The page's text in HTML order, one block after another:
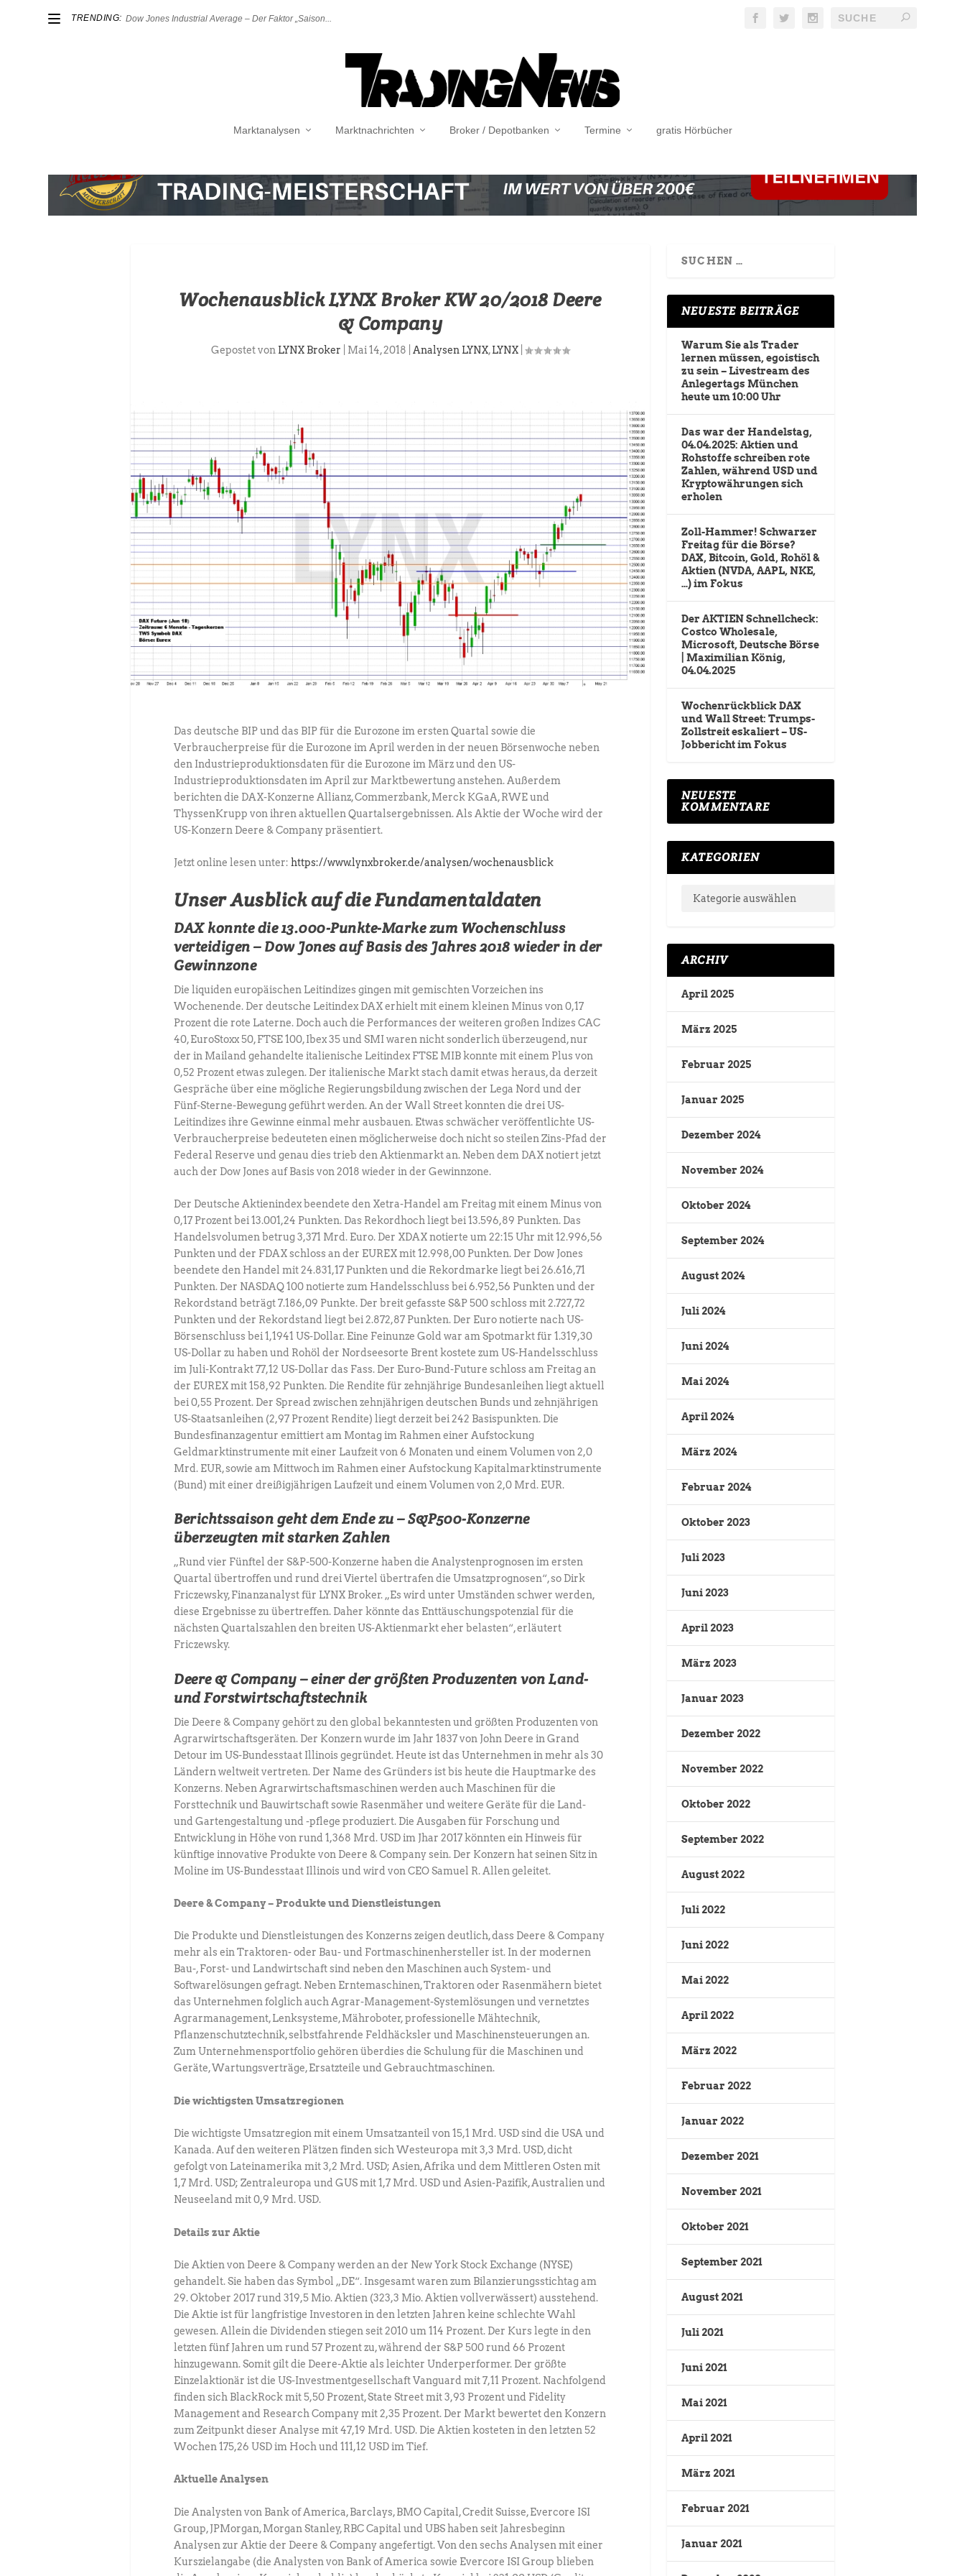
TRENDING: Dow Jones Industrial Average – Der Faktor „Saison...
Marktanalysen Marktnachrichten Broker / Depotbanken Termine gratis Hörbücher
Wochenausblick LYNX Broker KW 20/2018 Deere
& Company
Gepostet von LYNX Broker Mai 14, 2018 Analysen LYNX,LYNX
Das deutsche BIP und das BIP für die Eurozone im ersten Quartal sowie die
Verbraucherpreise für die Eurozone im April werden in der neuen Börsenwoche neben
den Industrieproduktionsdaten für die Eurozone im März und den US-
Industrieproduktionsdaten im April zur Marktbewertung anstehen. Außerdem
berichten die DAX-Konzerne Allianz, Commerzbank, Merck KGaA, RWE und
ThyssenKrupp von ihren aktuellen Quartalsergebnissen. Als Aktie der Woche wird der
US-Konzern Deere & Company präsentiert.
Jetzt online lesen unter: https://www.lynxbroker.de/analysen/wochenausblick
Unser Ausblick auf die Fundamentaldaten
DAX konnte die 13.000-Punkte-Marke zum Wochenschluss
verteidigen – Dow Jones auf Basis des Jahres 2018 wieder in der
Gewinnzone
Die liquiden europäischen Leitindizes gingen mit gemischten Vorzeichen ins
Wochenende. Der deutsche Leitindex DAX erhielt mit einem kleinen Minus von 0,17
Prozent die rote Laterne. Doch auch die Performances der weiteren großen Indizes CAC
40, EuroStoxx 50, FTSE 100, Ibex 35 und SMI waren nicht sonderlich überzeugend, nur
der in Mailand gehandelte italienische Leitindex FTSE MIB konnte mit einem Plus von
0,52 Prozent etwas zulegen. Der italienische Markt stach damit etwas heraus, da derzeit
Gespräche über eine mögliche Regierungsbildung zwischen der Lega Nord und der
Fünf-Sterne-Bewegung geführt werden. An der Wall Street konnten die drei US-
Leitindizes ihre Gewinne einmal mehr ausbauen. Etwas schwächer veröffentlichte US-
Verbraucherpreise bedeuteten einen möglicherweise doch nicht so steilen Zins-Pfad der
Federal Reserve und genau dies trieb den Aktienmarkt an. Neben dem DAX notiert jetzt
auch der Dow Jones auf Basis von 2018 wieder in der Gewinnzone.
Der Deutsche Aktienindex beendete den Xetra-Handel am Freitag mit einem Minus von
0,17 Prozent bei 13.001,24 Punkten. Das Rekordhoch liegt bei 13.596,89 Punkten. Das
Handelsvolumen betrug 3,371 Mrd. Euro. Der XDAX notierte um 22:15 Uhr mit 12.996,56
Punkten und der FDAX schloss an der EUREX mit 12.998,00 Punkten. Der Dow Jones
beendete den Handel mit 24.831,17 Punkten und die Rekordmarke liegt bei 26.616,71
Punkten. Der NASDAQ 100 notierte zum Handelsschluss bei 6.952,56 Punkten und der
Rekordstand beträgt 7.186,09 Punkte. Der breit gefasste S&P 500 schloss mit 2.727,72
Punkten und der Rekordstand liegt bei 2.872,87 Punkten. Der Euro notierte nach US-
Börsenschluss bei 1,1941 US-Dollar. Eine Feinunze Gold war am Spotmarkt für 1.319,30
US-Dollar zu haben und Rohöl der Nordseesorte Brent kostete zum US-Handelsschluss
im Juli-Kontrakt 77,12 US-Dollar das Fass. Der Euro-Bund-Future schloss am Freitag an
der EUREX mit 158,92 Punkten. Die Rendite für zehnjährige Bundesanleihen liegt aktuell
bei 0,55 Prozent. Der Spread zwischen zehnjährigen deutschen Bunds und zehnjährigen
US-Staatsanleihen (2,97 Prozent Rendite) liegt derzeit bei 242 Basispunkten. Die
Bundesfinanzagentur emittiert am Montag im Rahmen einer Aufstockung
Geldmarktinstrumente mit einer Laufzeit von 6 Monaten und einem Volumen von 2,0
Mrd. EUR, sowie am Mittwoch im Rahmen einer Aufstockung Kapitalmarktinstrumente
(Bund) mit einer dreißigjährigen Laufzeit und einem Volumen von 2,0 Mrd. EUR.
Berichtssaison geht dem Ende zu – S&P500-Konzerne
überzeugten mit starken Zahlen
„Rund vier Fünftel der S&P-500-Konzerne haben die Analystenprognosen im ersten
Quartal übertroffen und rund drei Viertel übertrafen die Umsatzprognosen“, so Dirk
Friczewsky, Finanzanalyst für LYNX Broker. „Es wird unter Umständen schwer werden,
diese Ergebnisse zu übertreffen. Daher könnte das Enttäuschungspotenzial für die
nächsten Quartalszahlen den breiten US-Aktienmarkt eher belasten“, erläutert
Friczewsky.
Deere & Company – einer der größten Produzenten von Land-
und Forstwirtschaftstechnik
Die Deere & Company gehört zu den global bekanntesten und größten Produzenten von
Agrarwirtschaftsgeräten. Der Konzern wurde im Jahr 1837 von John Deere in Grand
Detour im US-Bundesstaat Illinois gegründet. Heute ist das Unternehmen in mehr als 30
Ländern weltweit vertreten. Der Name des Gründers ist bis heute die Hauptmarke des
Konzerns. Neben Agrarwirtschaftsmaschinen werden auch Maschinen für die
Forsttechnik und Bauwirtschaft sowie Rasenmäher und weitere Geräte für die Land-
und Gartengestaltung und -pflege produziert. Die Ausgaben für Forschung und
Entwicklung in Höhe von rund 1,368 Mrd. USD im Jhar 2017 könnten ein Hinweis für
künftige innovative Produkte von Deere & Company sein. Der Konzern hat seinen Sitz in
Moline im US-Bundesstaat Illinois und wird von CEO Samuel R. Allen geleitet.
Deere & Company – Produkte und Dienstleistungen
Die Produkte und Dienstleistungen des Konzerns zeigen deutlich, dass Deere & Company
mehr als ein Traktoren- oder Bau- und Fortmaschinenhersteller ist. In der modernen
Bau-, Forst- und Landwirtschaft sind neben den Maschinen auch System- und
Softwarelösungen gefragt. Neben Erntemaschinen, Traktoren oder Rasenmähern bietet
das Unternehmen folglich auch Agrar-Management-Systemlösungen und vernetztes
Agrarmanagement, Lenksysteme, Mähroboter, professionelle Mähtechnik,
Pflanzenschutztechnik, selbstfahrende Feldhäcksler und Maschinensteuerungen an.
Zum Unternehmensportfolio gehören überdies die Schulung für die Maschinen und
Geräte, Wartungsverträge, Ersatzteile und Gebrauchtmaschinen.
Die wichtigsten Umsatzregionen
Die wichtigste Umsatzregion mit einem Umsatzanteil von 15,1 Mrd. USD sind die USA und
Kanada. Auf den weiteren Plätzen finden sich Westeuropa mit 3,3 Mrd. USD, dicht
gefolgt von Lateinamerika mit 3,2 Mrd. USD; Asien, Afrika und dem Mittleren Osten mit
1,7 Mrd. USD; Zentraleuropa und GUS mit 1,7 Mrd. USD und Asien-Pazifik, Australien und
Neuseeland mit 0,9 Mrd. USD.
Details zur Aktie
Die Aktien von Deere & Company werden an der New York Stock Exchange (NYSE)
gehandelt. Sie haben das Symbol „DE“. Insgesamt waren zum Bilanzierungsstichtag am
29. Oktober 2017 rund 319,5 Mio. Aktien (323,3 Mio. Aktien vollverwässert) ausstehend.
Die Aktie ist für langfristige Investoren in den letzten Jahren keine schlechte Wahl
gewesen. Allein die Dividenden stiegen seit 2010 um 114 Prozent. Der Kurs legte in den
letzten fünf Jahren um rund 57 Prozent zu, während der S&P 500 rund 66 Prozent
hinzugewann. Somit gilt die Deere-Aktie als leichter Underperformer. Der größte
Einzelaktionär ist die US-Investmentgesellschaft Vanguard mit 7,11 Prozent. Nachfolgend
finden sich BlackRock mit 5,50 Prozent, State Street mit 3,93 Prozent und Fidelity
Management and Research Company mit 2,35 Prozent. Der Markt bewertet den Konzern
zum Zeitpunkt dieser Analyse mit 47,19 Mrd. USD. Die Aktien kosteten in den letzten 52
Wochen 175,26 USD im Hoch und 111,12 USD im Tief.
Aktuelle Analysen
Die Analysten von Bank of America, Barclays, BMO Capital, Credit Suisse, Evercore ISI
Group, JPMorgan, Morgan Stanley, RBC Capital und UBS haben seit Jahresbeginn
Analysen zur Aktie der Deere & Company angefertigt. Von den sechs Analysen mit einer
Kurszielangabe (die Analysten von Bank of America sowie Evercore ISI Group blieben
NEUESTE BEITRÄGE
Warum Sie als Trader
lernen müssen, egoistisch
zu sein – Livestream des
Anlegertags München
heute um 10:00 Uhr
Das war der Handelstag,
04.04.2025: Aktien und
Rohstoffe schreiben rote
Zahlen, während USD und
Kryptowährungen sich
erholen
Zoll-Hammer! Schwarzer
Freitag für die Börse?
DAX, Bitcoin, Gold, Rohöl &
Aktien (NVDA, AAPL, NKE,
…) im Fokus
Der AKTIEN Schnellcheck:
Costco Wholesale,
Microsoft, Deutsche Börse
| Maximilian König,
04.04.2025
Wochenrückblick DAX
und Wall Street: Trumps-
Zollstreit eskaliert – US-
Jobbericht im Fokus
NEUESTE
KOMMENTARE
KATEGORIEN
ARCHIV
April 2025
März 2025
Februar 2025
Januar 2025
Dezember 2024
November 2024
Oktober 2024
September 2024
August 2024
Juli 2024
Juni 2024
Mai 2024
April 2024
März 2024
Februar 2024
Oktober 2023
Juli 2023
Juni 2023
April 2023
März 2023
Januar 2023
Dezember 2022
November 2022
Oktober 2022
September 2022
August 2022
Juli 2022
Juni 2022
Mai 2022
April 2022
März 2022
Februar 2022
Januar 2022
Dezember 2021
November 2021
Oktober 2021
September 2021
August 2021
Juli 2021
Juni 2021
Mai 2021
April 2021
März 2021
Februar 2021
Januar 2021